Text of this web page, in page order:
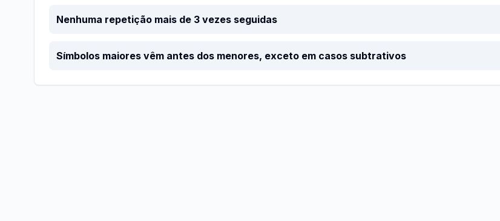
Nenhuma repetição mais de 3 vezes seguidas
Símbolos maiores vêm antes dos menores, exceto em casos subtrativos